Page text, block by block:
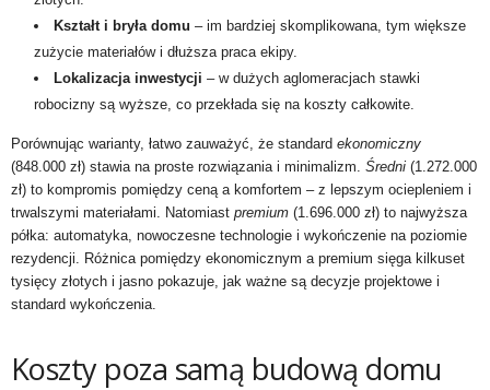
Kształt i bryła domu – im bardziej skomplikowana, tym większe
zużycie materiałów i dłuższa praca ekipy.
Lokalizacja inwestycji – w dużych aglomeracjach stawki
robocizny są wyższe, co przekłada się na koszty całkowite.
Porównując warianty, łatwo zauważyć, że standard ekonomiczny
(848.000 zł) stawia na proste rozwiązania i minimalizm. Średni (1.272.000
zł) to kompromis pomiędzy ceną a komfortem – z lepszym ociepleniem i
trwalszymi materiałami. Natomiast premium (1.696.000 zł) to najwyższa
półka: automatyka, nowoczesne technologie i wykończenie na poziomie
rezydencji. Różnica pomiędzy ekonomicznym a premium sięga kilkuset
tysięcy złotych i jasno pokazuje, jak ważne są decyzje projektowe i
standard wykończenia.
Koszty poza samą budową domu